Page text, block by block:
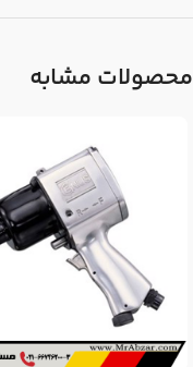
محصولات مشابه